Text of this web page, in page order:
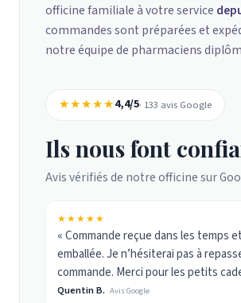
officine familiale à votre service
commandes sont préparées et
notre équipe de pharmaciens
★★★★★4,4/5· 133 avis Google
Ils nous font
Avis vérifiés de notre officine sur
★★★★★
« Commande reçue dans les temps
emballée. Je n’hésiterai pas à
commande. Merci pour les petits
Quentin B. Avis Google